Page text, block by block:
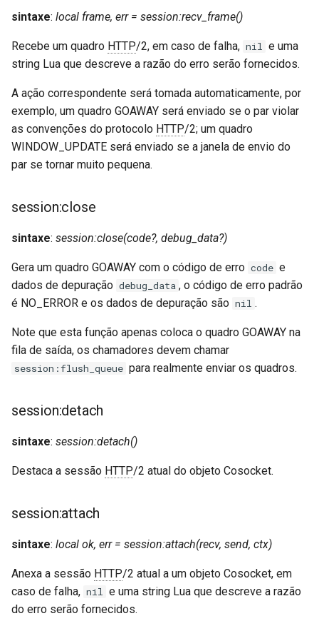
sintaxe: local frame, err = session:recv_frame()
Recebe um quadro HTTP/2, em caso de falha, nil e uma
string Lua que descreve a razão do erro serão fornecidos.
A ação correspondente será tomada automaticamente, por
exemplo, um quadro GOAWAY será enviado se o par violar
as convenções do protocolo HTTP/2; um quadro
WINDOW_UPDATE será enviado se a janela de envio do
par se tornar muito pequena.
session:close
sintaxe: session:close(code?, debug_data?)
Gera um quadro GOAWAY com o código de erro code e
dados de depuração debug_data , o código de erro padrão
é NO_ERROR e os dados de depuração são nil .
Note que esta função apenas coloca o quadro GOAWAY na
fila de saída, os chamadores devem chamar
session:flush_queue para realmente enviar os quadros.
session:detach
sintaxe: session:detach()
Destaca a sessão HTTP/2 atual do objeto Cosocket.
session:attach
sintaxe: local ok, err = session:attach(recv, send, ctx)
Anexa a sessão HTTP/2 atual a um objeto Cosocket, em
caso de falha, nil e uma string Lua que descreve a razão
do erro serão fornecidos.